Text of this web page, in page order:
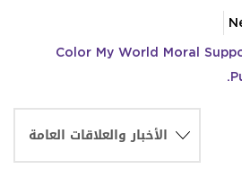
Color My World Moral